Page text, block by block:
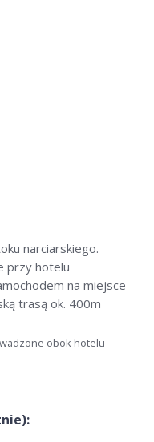
narciarskiego.
przy hotelu
na miejsce
trasą ok. 400m
obok hotelu